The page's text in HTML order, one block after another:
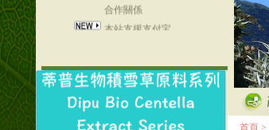
本站支援支付宝
2017年1月1日起，中国大
首頁 >